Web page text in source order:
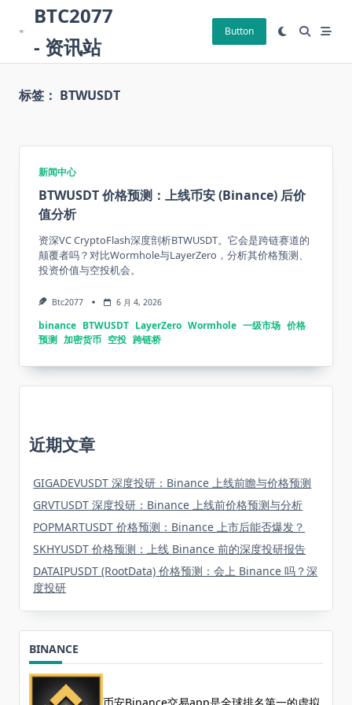
content
BTC2077
- 资讯站
Button
标签： BTWUSDT
新闻中心
BTWUSDT 价格预测：上线币安 (Binance) 后价
值分析
资深VC CryptoFlash深度剖析BTWUSDT。它会是跨链赛道的
颠覆者吗？对比Wormhole与LayerZero，分析其价格预测、
投资价值与空投机会。
Btc2077 6 月 4, 2026
binance BTWUSDT LayerZero Wormhole 一级市场 价格
预测 加密货币 空投 跨链桥
近期文章
GIGADEVUSDT 深度投研：Binance 上线前瞻与价格预测
GRVTUSDT 深度投研：Binance 上线前价格预测与分析
POPMARTUSDT 价格预测：Binance 上市后能否爆发？
SKHYUSDT 价格预测：上线 Binance 前的深度投研报告
DATAIPUSDT (RootData) 价格预测：会上 Binance 吗？深
度投研
BINANCE